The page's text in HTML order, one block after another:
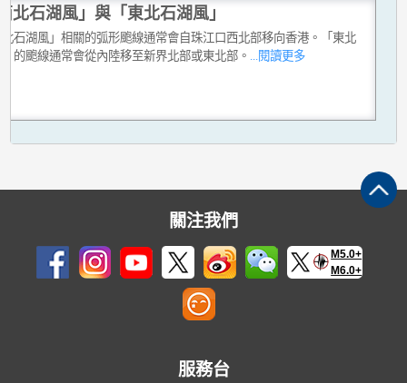
北石湖風」與「東北石湖風」
石湖風」相關的弧形颮線通常會自珠江口西北部移向香港。「東北
的颮線通常會從內陸移至新界北部或東北部。 ...閱讀更多
關注我們
M5.0+
M6.0+
服務台